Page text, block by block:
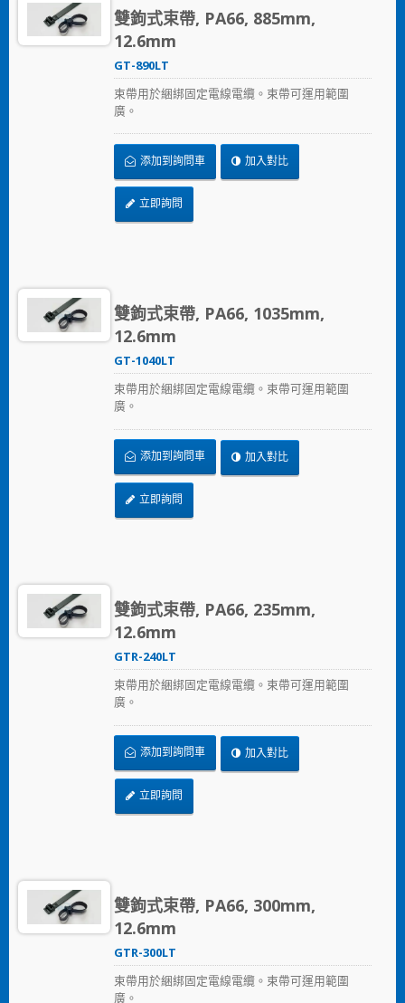
雙鉤式束帶, PA66, 885mm,
12.6mm
GT-890LT
束帶用於綑綁固定電線電纜。束帶可運用範圍
廣。
添加到詢問車 加入對比
立即詢問
雙鉤式束帶, PA66, 1035mm,
12.6mm
GT-1040LT
束帶用於綑綁固定電線電纜。束帶可運用範圍
廣。
添加到詢問車 加入對比
立即詢問
雙鉤式束帶, PA66, 235mm,
12.6mm
GTR-240LT
束帶用於綑綁固定電線電纜。束帶可運用範圍
廣。
添加到詢問車 加入對比
立即詢問
雙鉤式束帶, PA66, 300mm,
12.6mm
GTR-300LT
束帶用於綑綁固定電線電纜。束帶可運用範圍
廣。